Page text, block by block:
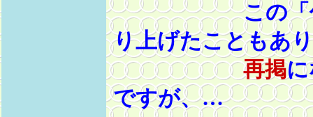
この「仏教質
り上げたこともあ
再掲
ですが、…